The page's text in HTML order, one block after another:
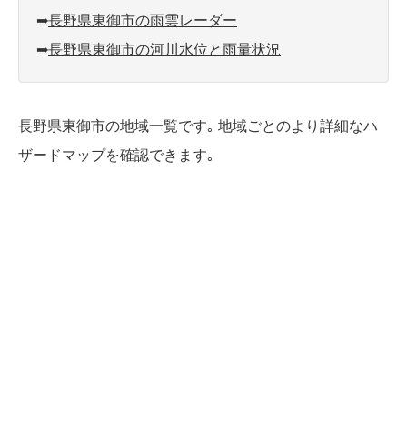
➡︎長野県東御市の雨雲レーダー
➡︎長野県東御市の河川水位と雨量状況
長野県東御市の地域一覧です｡ 地域ごとのより詳細なハ
ザードマップを確認できます｡